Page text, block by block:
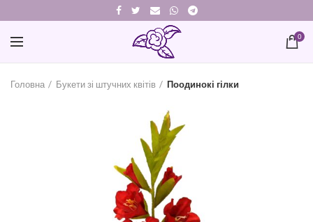
0
Головна Букети зі штучних квітів Поодинокі гілки